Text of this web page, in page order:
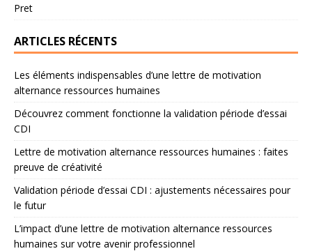
Pret
ARTICLES RÉCENTS
Les éléments indispensables d’une lettre de motivation
alternance ressources humaines
Découvrez comment fonctionne la validation période d’essai
CDI
Lettre de motivation alternance ressources humaines : faites
preuve de créativité
Validation période d’essai CDI : ajustements nécessaires pour
le futur
L’impact d’une lettre de motivation alternance ressources
humaines sur votre avenir professionnel